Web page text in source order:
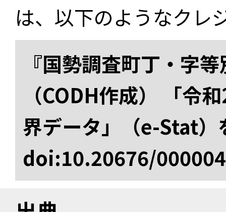
は、以下のようなクレ
『国勢調査町丁・字
（CODH作成） 「令
界データ」（e-Stat）
doi:10.20676/